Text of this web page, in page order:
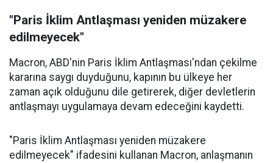
"Paris İklim Antlaşması yeniden müzakere
edilmeyecek"
Macron, ABD'nin Paris İklim Antlaşması'ndan çekilme
kararına saygı duyduğunu, kapının bu ülkeye her
zaman açık olduğunu dile getirerek, diğer devletlerin
antlaşmayı uygulamaya devam edeceğini kaydetti.
"Paris İklim Antlaşması yeniden müzakere
edilmeyecek" ifadesini kullanan Macron, anlaşmanın